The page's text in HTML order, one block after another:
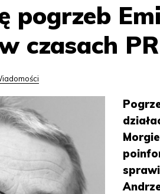
pogrzeb
czasach